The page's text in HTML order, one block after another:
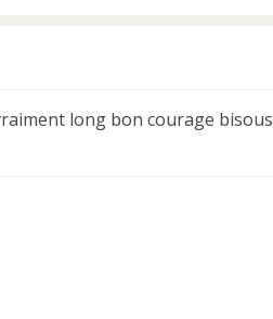
long bon courage bisous